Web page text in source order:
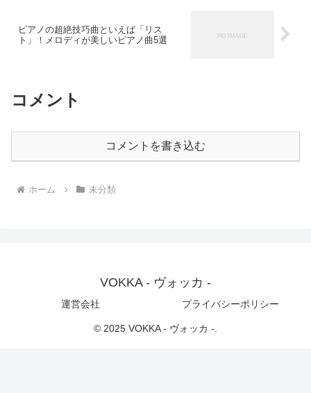
ピアノの超絶技巧曲といえば「リス
ト」！メロディが美しいピアノ曲5選
コメント
コメントを書き込む
ホーム 未分類
VOKKA - ヴォッカ -
運営会社 プライバシーポリシー
© 2025 VOKKA - ヴォッカ -.